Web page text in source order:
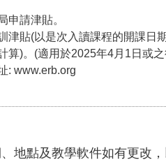
申請津貼。
津貼(以是次入讀課程的開課日
算)。(適用於2025年4月1日或
: www.erb.org
地點及教學軟件如有更改